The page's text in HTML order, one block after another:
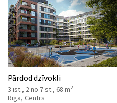
Pārdod dzīvokli
3 ist., 2 no 7 st., 68 m2
Rīga, Centrs